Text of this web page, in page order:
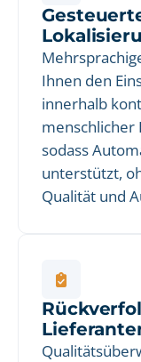
Ihnen den
innerhalb
menschlicher
sodass
unterstützt,
Qualität und